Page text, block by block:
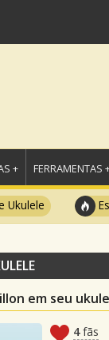
+ FERRAMENTAS
Ukulele
em seu
4fãs